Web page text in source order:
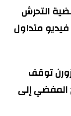
التحرش
متداول
توقف
المفضي إلى